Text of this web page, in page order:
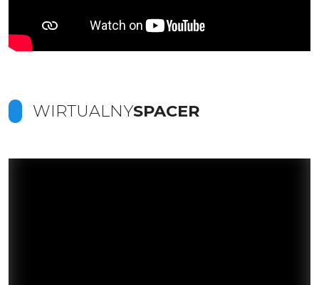
WIRTUALNYSPACER